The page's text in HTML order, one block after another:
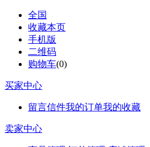
全国
收藏本页
手机版
二维码
购物车(0)
买家中心
留言信件我的订单我的收藏
卖家中心